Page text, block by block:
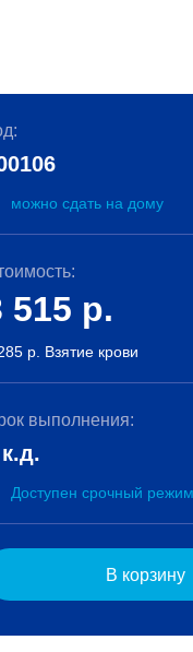
можно сдать на дому
515 р.
р. Взятие крови
выполнения:
Доступен срочный
В корзину